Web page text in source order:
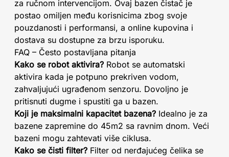
za ručnom intervencijom. Ovaj bazen čistač je
postao omiljen među korisnicima zbog svoje
pouzdanosti i performansi, a online kupovina i
dostava su dostupne za brzu isporuku.
FAQ – Često postavljana pitanja
Kako se robot aktivira? Robot se automatski
aktivira kada je potpuno prekriven vodom,
zahvaljujući ugrađenom senzoru. Dovoljno je
pritisnuti dugme i spustiti ga u bazen.
Koji je maksimalni kapacitet bazena? Idealno je za
bazene zapremine do 45m2 sa ravnim dnom. Veći
bazeni mogu zahtevati više ciklusa.
Kako se čisti filter? Filter od nerđajućeg čelika se